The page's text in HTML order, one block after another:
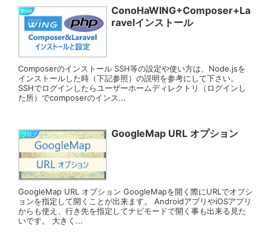
PHP
ConoHaWING+Composer+La
ravelインストール
Composerのインストール SSH等の設定や使い方は、Node.jsを
インストールした時（下記参照）の説明を参考にして下さい。
SSHでログインしたらユーザーホームディレクトリ（ログインし
た所）でcomposerのインス...
ブログ GoogleMap URL オプション
GoogleMap URL オプション GoogleMapを開く際にURLでオプシ
ョンを指定して開くことが出来ます。 AndroidアプリやiOSアプリ
からも使え、行き先を指定してナビモードで開く事も出来る見た
いです。 大きく...